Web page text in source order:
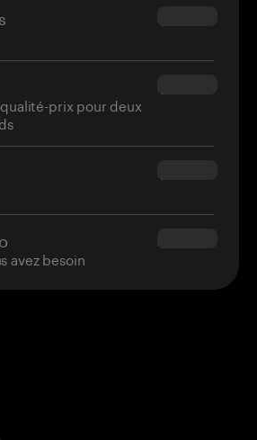
$54.90
prix pour deux
$34.95
$160.00
avez besoin
$180.00